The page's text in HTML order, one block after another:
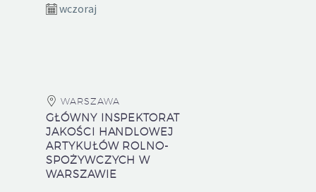
wczoraj
WARSZAWA
GŁÓWNY INSPEKTORAT
JAKOŚCI HANDLOWEJ
ARTYKUŁÓW ROLNO-
SPOŻYWCZYCH W
WARSZAWIE